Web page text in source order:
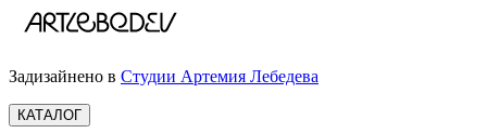
Задизайнено в Студии Артемия Лебедева
КАТАЛОГ